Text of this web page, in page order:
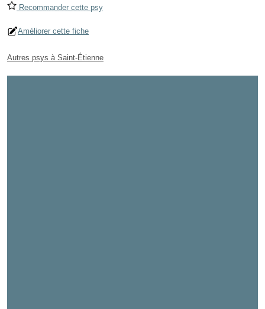
Recommander cette psy
Améliorer cette fiche
Autres psys à Saint-Étienne